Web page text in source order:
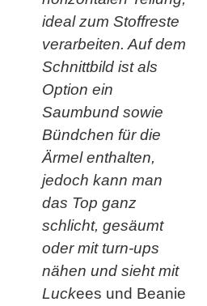
ideal zum Stoffreste
verarbeiten. Auf dem
Schnittbild ist als
Option ein
Saumbund sowie
Bündchen für die
Ärmel enthalten,
jedoch kann man
das Top ganz
schlicht, gesäumt
oder mit turn-ups
nähen und sieht mit
Luckees und Beanie